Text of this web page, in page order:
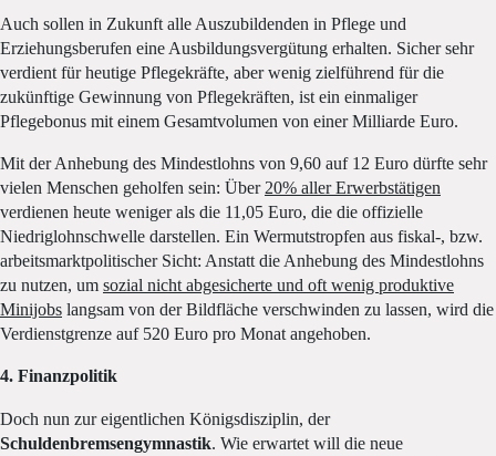
Auch sollen in Zukunft alle Auszubildenden in Pflege und
Erziehungsberufen eine Ausbildungsvergütung erhalten. Sicher sehr
verdient für heutige Pflegekräfte, aber wenig zielführend für die
zukünftige Gewinnung von Pflegekräften, ist ein einmaliger
Pflegebonus mit einem Gesamtvolumen von einer Milliarde Euro.
Mit der Anhebung des Mindestlohns von 9,60 auf 12 Euro dürfte sehr
vielen Menschen geholfen sein: Über20% aller Erwerbstätigen
verdienen heute weniger als die 11,05 Euro, die die offizielle
Niedriglohnschwelle darstellen. Ein Wermutstropfen aus fiskal-, bzw.
arbeitsmarktpolitischer Sicht: Anstatt die Anhebung des Mindestlohns
zu nutzen, um sozial nicht abgesicherte und oft wenig produktive
Minijobs langsam von der Bildfläche verschwinden zu lassen, wird die
Verdienstgrenze auf 520 Euro pro Monat angehoben.
4. Finanzpolitik
Doch nun zur eigentlichen Königsdisziplin, der
Schuldenbremsengymnastik. Wie erwartet will die neue